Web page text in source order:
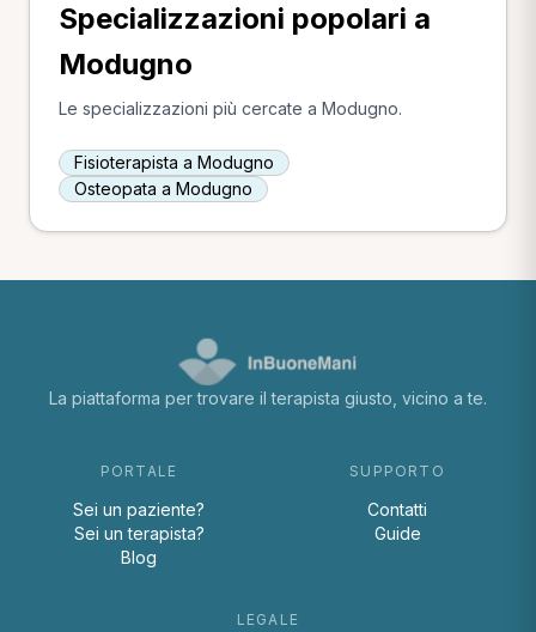
Specializzazioni popolari a
Modugno
Le specializzazioni più cercate a Modugno.
Fisioterapista a Modugno
Osteopata a Modugno
La piattaforma per trovare il terapista giusto, vicino a te.
PORTALE
Sei un paziente?
Sei un terapista?
Blog
SUPPORTO
Contatti
Guide
LEGALE